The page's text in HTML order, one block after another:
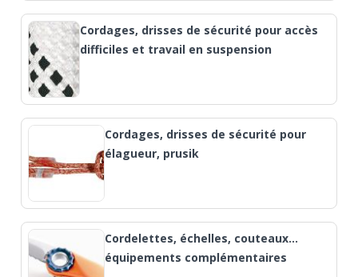
Cordages, drisses de sécurité pour accès
difficiles et travail en suspension
Cordages, drisses de sécurité pour
élagueur, prusik
Cordelettes, échelles, couteaux…
équipements complémentaires